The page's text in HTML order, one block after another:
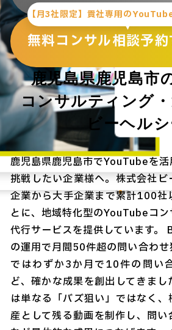
【月3社限定】貴社専用の
無料コンサル相談予約
鹿児島県鹿児島市
コンサルティング
ビーヘル
鹿児島県鹿児島市でYouTubeを
挑戦したい企業様へ。株式会社
企業から大手企業まで累計100社
とに、地域特化型のYouTubeコ
代行サービスを提供しています
の運用で月間50件超の問い合わ
ではわずか3か月で10件の問い
ど、確かな成果を創出してきま
は単なる「バズ狙い」ではなく
産として残る動画を制作し、問